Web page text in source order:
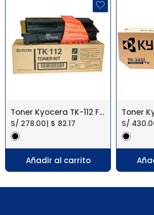
Toner Kyocera TK-112 FS-720/820 Original
S/ 278.00| $ 82.17
Añadir al carrito
S/